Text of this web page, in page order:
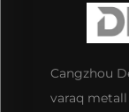
Cangzhou
varaq